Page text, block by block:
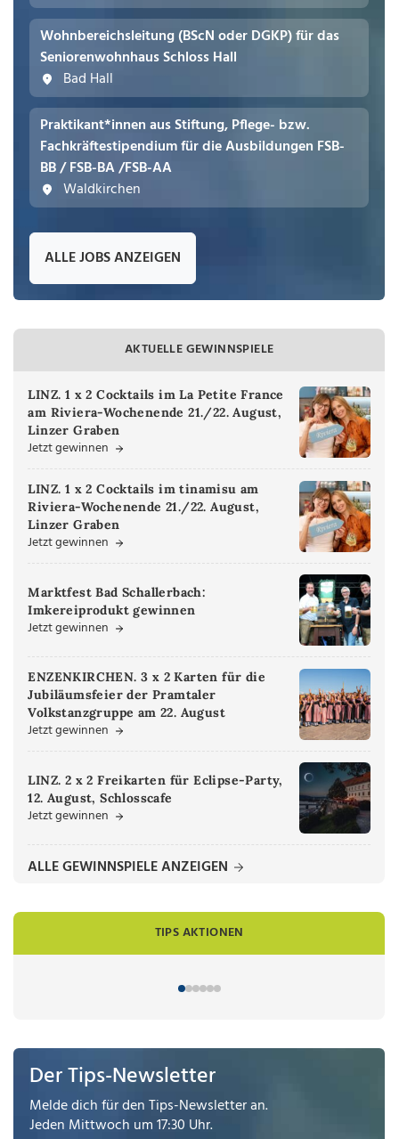
Wohnbereichsleitung (BScN oder DGKP) für das
Seniorenwohnhaus Schloss Hall
Bad Hall
Praktikant*innen aus Stiftung, Pflege- bzw.
Fachkräftestipendium für die Ausbildungen FSB-
BB / FSB-BA /FSB-AA
Waldkirchen
ALLE JOBS ANZEIGEN
AKTUELLE GEWINNSPIELE
LINZ. 1 x 2 Cocktails im La Petite France
am Riviera-Wochenende 21./22. August,
Linzer Graben
Jetzt gewinnen
LINZ. 1 x 2 Cocktails im tinamisu am
Riviera-Wochenende 21./22. August,
Linzer Graben
Jetzt gewinnen
Marktfest Bad Schallerbach:
Imkereiprodukt gewinnen
Jetzt gewinnen
ENZENKIRCHEN. 3 x 2 Karten für die
Jubiläumsfeier der Pramtaler
Volkstanzgruppe am 22. August
Jetzt gewinnen
LINZ. 2 x 2 Freikarten für Eclipse-Party,
12. August, Schlosscafe
Jetzt gewinnen
ALLE GEWINNSPIELE ANZEIGEN
TIPS AKTIONEN
Der Tips-Newsletter
Melde dich für den Tips-Newsletter an.
Jeden Mittwoch um 17:30 Uhr.